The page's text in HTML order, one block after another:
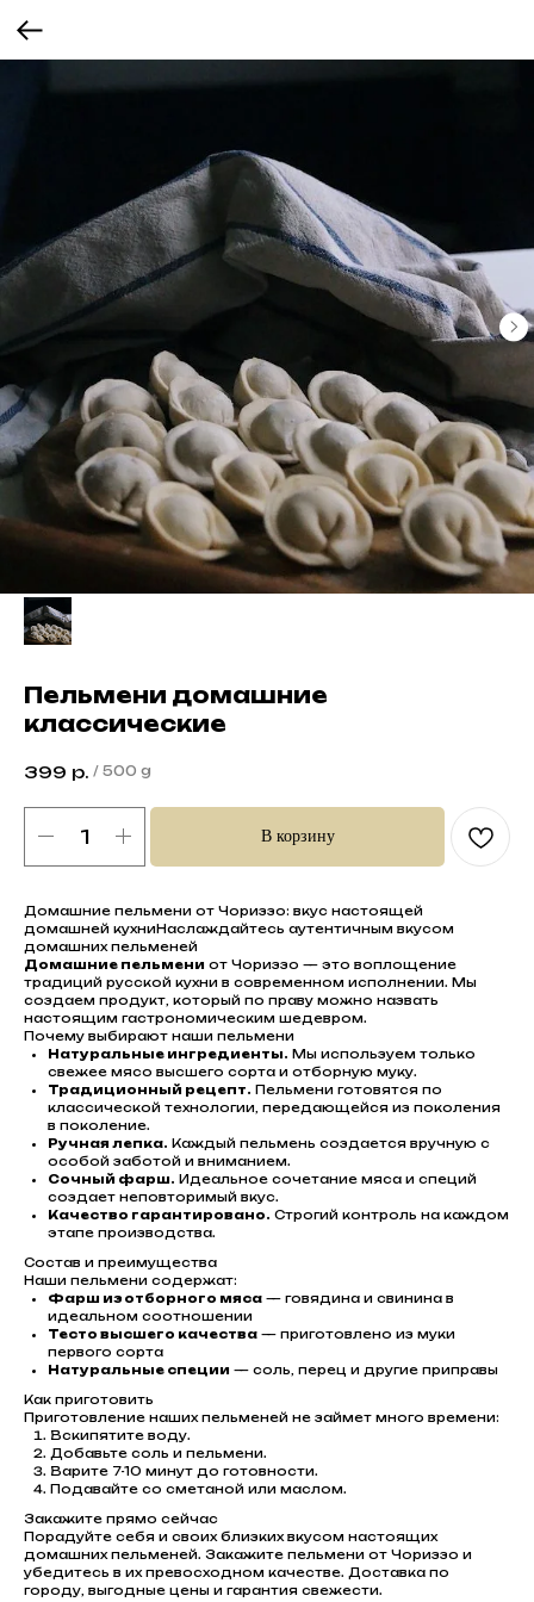
Пельмени домашние
классические
399 р. / 500 g
В корзину
Домашние пельмени от Чориззо: вкус настоящей
домашней кухниНаслаждайтесь аутентичным вкусом
домашних пельменей
Домашние пельмени от Чориззо — это воплощение
традиций русской кухни в современном исполнении. Мы
создаем продукт, который по праву можно назвать
настоящим гастрономическим шедевром.
Почему выбирают наши пельмени
Натуральные ингредиенты. Мы используем только
свежее мясо высшего сорта и отборную муку.
Традиционный рецепт. Пельмени готовятся по
классической технологии, передающейся из поколения
в поколение.
Ручная лепка. Каждый пельмень создается вручную с
особой заботой и вниманием.
Сочный фарш. Идеальное сочетание мяса и специй
создает неповторимый вкус.
Качество гарантировано. Строгий контроль на каждом
этапе производства.
Состав и преимущества
Наши пельмени содержат:
Фарш из отборного мяса — говядина и свинина в
идеальном соотношении
Тесто высшего качества — приготовлено из муки
первого сорта
Натуральные специи — соль, перец и другие приправы
Как приготовить
Приготовление наших пельменей не займет много времени:
Вскипятите воду.
Добавьте соль и пельмени.
Варите 7-10 минут до готовности.
Подавайте со сметаной или маслом.
Закажите прямо сейчас
Порадуйте себя и своих близких вкусом настоящих
домашних пельменей. Закажите пельмени от Чориззо и
убедитесь в их превосходном качестве. Доставка по
городу, выгодные цены и гарантия свежести.